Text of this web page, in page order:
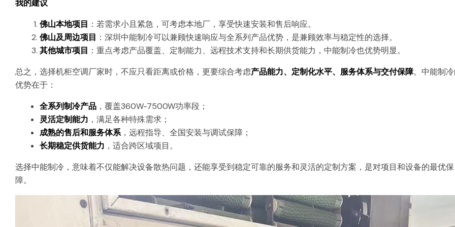
​我的建议
佛山本地项目 ：若需求小且紧急，可考虑本地厂，享受快速安装和售后响应。
佛山及周边项目 ：深圳中能制冷可以兼顾快速响应与全系列产品优势，是兼顾效率与稳定性的选择。
其他城市项目 ：重点考虑产品覆盖、定制能力、远程技术支持和长期供货能力，中能制冷也优势明显。
总之，选择机柜空调厂家时，不应只看距离或价格，更要综合考虑产品能力、定制化水平、服务体系与交付保障。中能制
优势在于：
全系列制冷产品 ，覆盖360W-7500W功率段；
灵活定制能力 ，满足各种特殊需求；
成熟的售后和服务体系，远程指导、全国安装与调试保障；
长期稳定供货能力 ，适合跨区域项目。
选择中能制冷，意味着不仅能解决设备散热问题，还能享受到稳定可靠的服务和灵活的定制方案，是对项目和设备的最优保
障。